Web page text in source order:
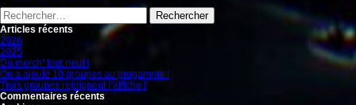
articles
Rechercher :
Articles récents
2026
2025
Du merch’ tout neuf !
On a ajouté 10 groupes au progamme !
Trois groupes rejoignent l’affiche !
Commentaires récents